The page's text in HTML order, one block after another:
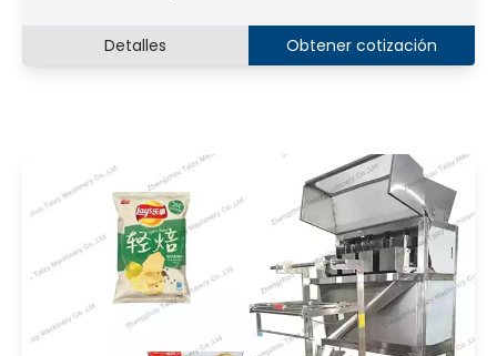
Detalles Obtener cotización